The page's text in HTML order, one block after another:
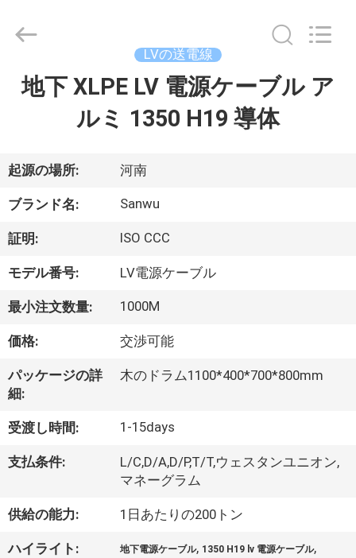
家
ロ
ダ
ク
ト
達
に
つ
い
工
supplier.
Copyright
Luoyang
Reserved.
LVの送電線
地下 XLPE LV 電源ケーブル ア
ルミ 1350 H19 導体
起源の場所: 河南
ブランド名: Sanwu
証明: ISO CCC
モデル番号: LV電源ケーブル
最小注文数量: 1000M
価格: 交渉可能
パッケージの詳
細:
木のドラム1100*400*700*800mm
受渡し時間: 1-15days
支払条件:
L/C,D/A,D/P,T/T,ウェスタンユニオン,
マネーグラム
供給の能力: 1日あたりの200トン
ハイライト: 地下電源ケーブル, 1350 H19 lv 電源ケーブル,